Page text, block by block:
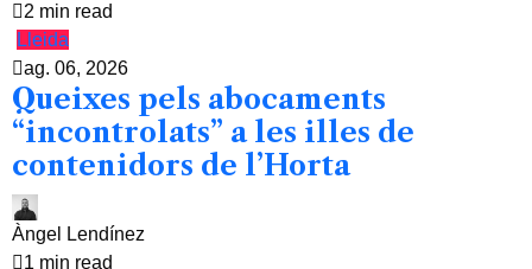
2 min read
Lleida
ag. 06, 2026
Queixes pels abocaments
“incontrolats” a les illes de
contenidors de l’Horta
Àngel Lendínez
1 min read